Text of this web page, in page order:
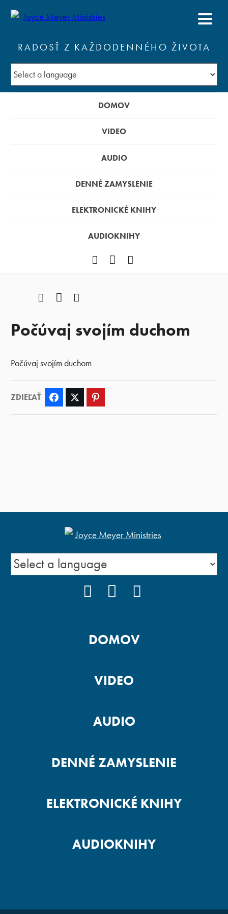
RADOSŤ Z KAŽDODENNÉHO ŽIVOTA
DOMOV
VIDEO
AUDIO
DENNÉ ZAMYSLENIE
ELEKTRONICKÉ KNIHY
AUDIOKNIHY
Facebook
YouTube
FacebookYouTube
Počúvaj svojím duchom
Počúvaj svojím duchom
ZDIEĽAŤ Facebook Twitter
FACEBOOK
YOUTUBE
DOMOV
VIDEO
AUDIO
DENNÉ ZAMYSLENIE
ELEKTRONICKÉ KNIHY
AUDIOKNIHY